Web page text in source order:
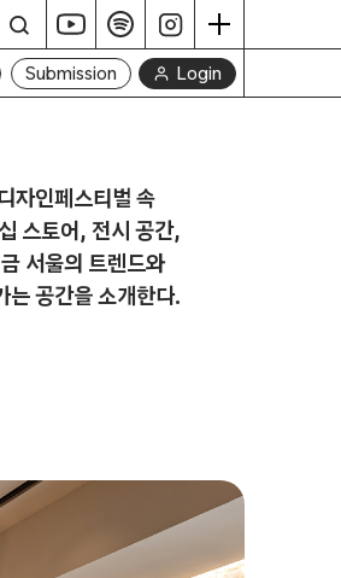
Submission Login
자인페스티벌 속
스토어, 전시 공간,
서울의 트렌드와
는 공간을 소개한다.